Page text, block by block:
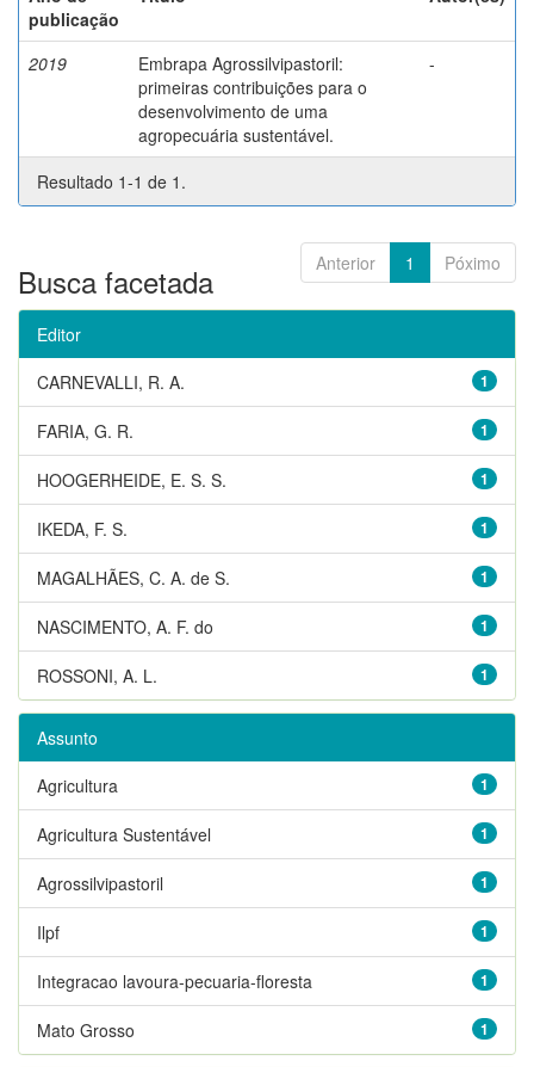
publicação
2019
Embrapa Agrossilvipastoril:
primeiras contribuições para o
desenvolvimento de uma
agropecuária sustentável.
-
Resultado 1-1 de 1.
Anterior 1 Póximo
Busca facetada
Editor
1
CARNEVALLI, R. A.
1
FARIA, G. R.
1
HOOGERHEIDE, E. S. S.
1
IKEDA, F. S.
1
MAGALHÃES, C. A. de S.
1
NASCIMENTO, A. F. do
1
ROSSONI, A. L.
Assunto
1
Agricultura
1
Agricultura Sustentável
1
Agrossilvipastoril
1
Ilpf
1
Integracao lavoura-pecuaria-floresta
1
Mato Grosso